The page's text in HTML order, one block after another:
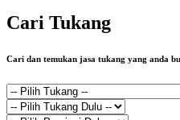
Cari Tukang
Cari dan temukan jasa tukang yang anda